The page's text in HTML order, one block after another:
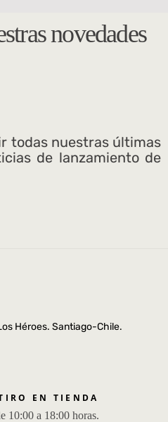
novedades
todas nuestras últimas
de lanzamiento de
Héroes. Santiago-Chile.
EN TIENDA
10:00 a 18:00 horas.